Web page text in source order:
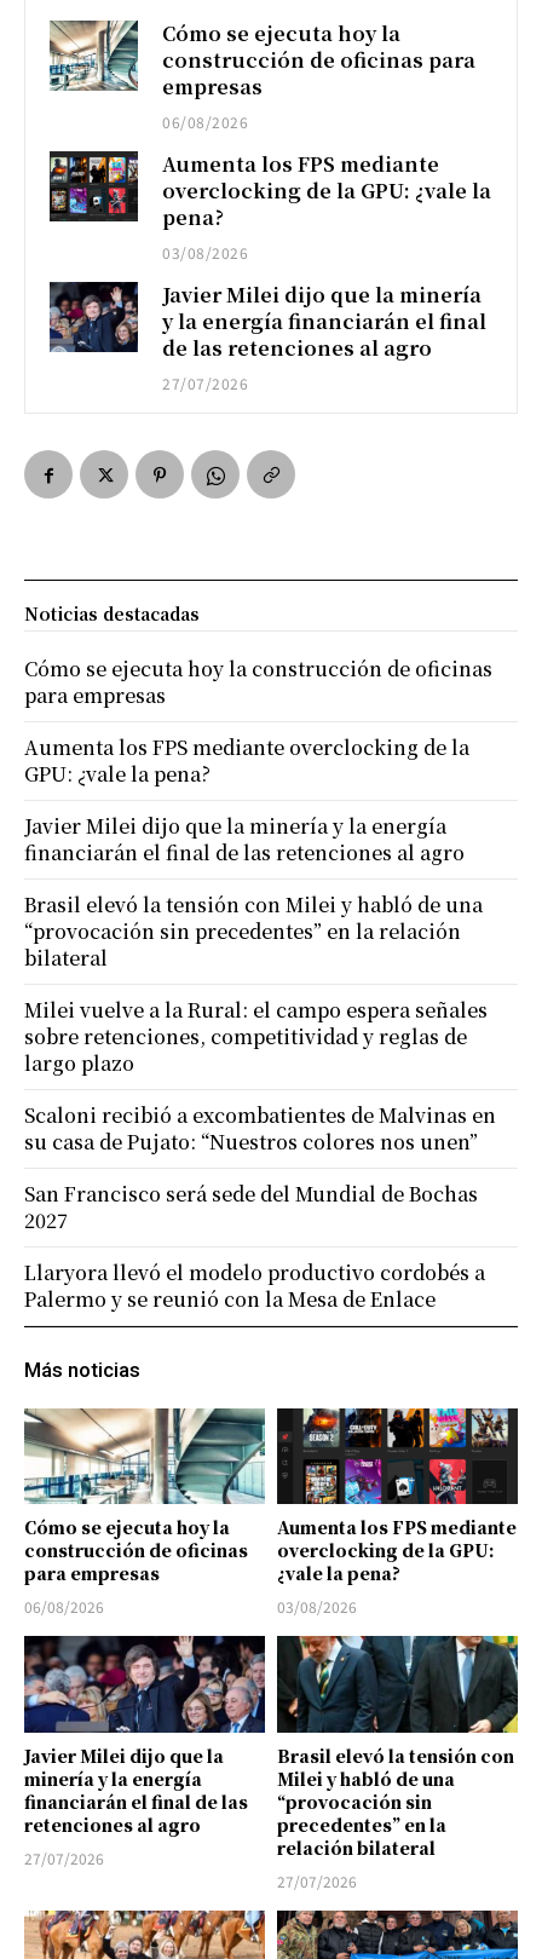
Cómo se ejecuta hoy la
construcción de oficinas para
empresas
06/08/2026
Aumenta los FPS mediante
overclocking de la GPU: ¿vale la
pena?
03/08/2026
Javier Milei dijo que la minería
y la energía financiarán el final
de las retenciones al agro
27/07/2026
Más noticias
Cómo se ejecuta hoy la
construcción de oficinas
para empresas
06/08/2026
Aumenta los FPS mediante
overclocking de la GPU:
¿vale la pena?
03/08/2026
Javier Milei dijo que la
minería y la energía
financiarán el final de las
retenciones al agro
27/07/2026
Brasil elevó la tensión con
Milei y habló de una
“provocación sin
precedentes” en la
relación bilateral
27/07/2026
Noticias destacadas
Cómo se ejecuta hoy la construcción de oficinas
para empresas
Aumenta los FPS mediante overclocking de la
GPU: ¿vale la pena?
Javier Milei dijo que la minería y la energía
financiarán el final de las retenciones al agro
Brasil elevó la tensión con Milei y habló de una
“provocación sin precedentes” en la relación
bilateral
Milei vuelve a la Rural: el campo espera señales
sobre retenciones, competitividad y reglas de
largo plazo
Scaloni recibió a excombatientes de Malvinas en
su casa de Pujato: “Nuestros colores nos unen”
San Francisco será sede del Mundial de Bochas
2027
Llaryora llevó el modelo productivo cordobés a
Palermo y se reunió con la Mesa de Enlace